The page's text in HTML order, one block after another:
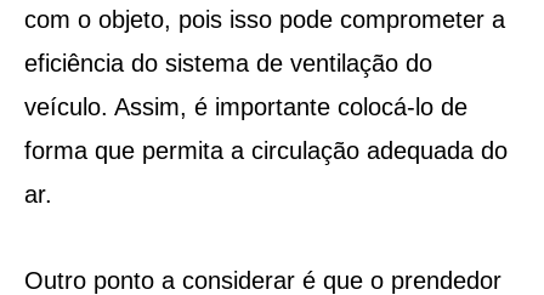
com o objeto, pois isso pode comprometer a
eficiência do sistema de ventilação do
veículo. Assim, é importante colocá-lo de
forma que permita a circulação adequada do
ar.
Outro ponto a considerar é que o prendedor